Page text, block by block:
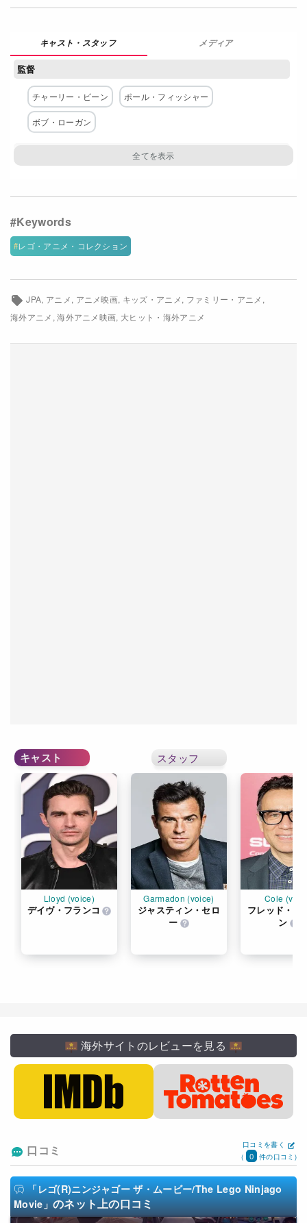
お問い合わせ
メディア
監督
チャーリー・ビーン ポール・フィッシャー
ボブ・ローガン
ジャレッド・スターン
フレッド・アーミセン クメイル・ナンジアニ
レゴ・アニメ・コレクション
JPA アニメ アニメ映画 キッズ・アニメ ファミリー・アニメ
海外アニメ 海外アニメ映画 大ヒット・海外アニメ
スタッフ
キャスト
Lloyd (voice)
デイヴ・フランコ
Garmadon (voice)
ジャスティン・セロ
ー
Cole
フレッド・ア
ン
海外サイトのレビューを見る
口コミ
口コミを書く
(
0 件の口コミ)
「レゴ(R)ニンジャゴー ザ・ムービー/The Lego Ninjago
Movie」のネット上の口コミ